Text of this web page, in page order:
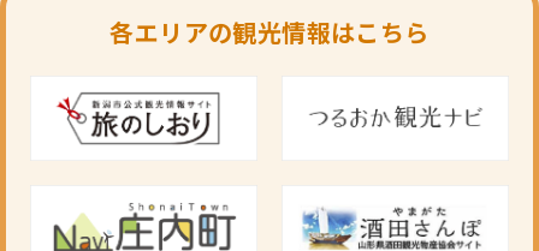
各エリアの観光情報はこちら